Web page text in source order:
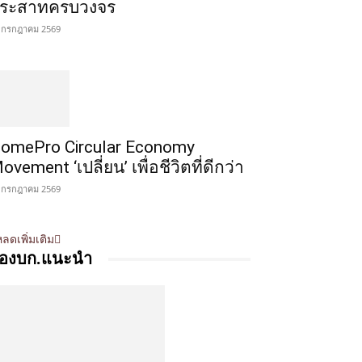
ะสาทครบวงจร
รกฎาคม 2569
Circular Economy
‘เปลี่ยน’ เพื่อชีวิตที่ดีกว่า
รกฎาคม 2569
ดเพิ่มเติม
งบก.แนะนำ